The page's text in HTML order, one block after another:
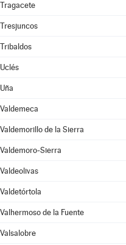
Tragacete
Tresjuncos
Tribaldos
Uclés
Uña
Valdemeca
Valdemorillo de la Sierra
Valdemoro-Sierra
Valdeolivas
Valdetórtola
Valhermoso de la Fuente
Valsalobre